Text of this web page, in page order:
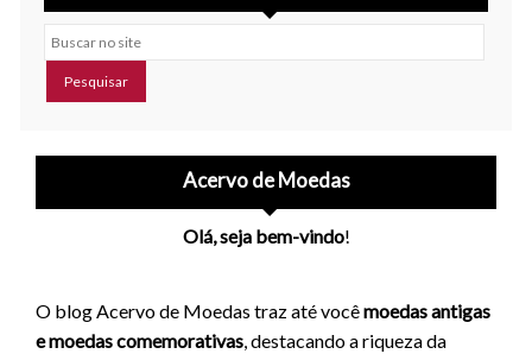
Buscar no site
Acervo de Moedas
Olá, seja bem-vindo!
O blog Acervo de Moedas traz até vocêmoedas antigas
e moedas comemorativas, destacando a riqueza da